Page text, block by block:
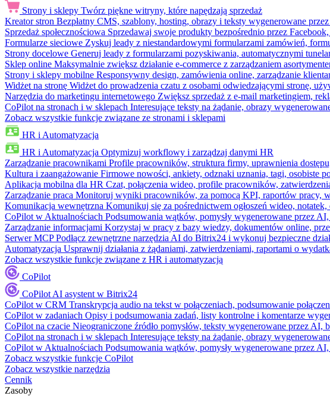
Strony i sklepy Twórz piękne witryny, które napędzają sprzedaż
Kreator stron Bezpłatny CMS, szablony, hosting, obrazy i teksty wygenerowane
Sprzedaż społecznościowa Sprzedawaj swoje produkty bezpośrednio przez
Formularze sieciowe Zyskuj leady z niestandardowymi formularzami zamówień,
Strony docelowe Generuj leady z formularzami pozyskiwania, automatycznymi
Sklep online Maksymalnie zwiększ działanie e-commerce z zarządzaniem
Strony i sklepy mobilne Responsywny design, zamówienia online, zarządzanie
Widżet na stronę Widżet do prowadzenia czatu z osobami odwiedzającymi stronę,
Narzędzia do marketingu internetowego Zwiększ sprzedaż z e-mail marketingiem,
CoPilot na stronach i w sklepach Interesujące teksty na żądanie, obrazy
Zobacz wszystkie funkcje związane ze stronami i sklepami
HR i Automatyzacja
HR i Automatyzacja Optymizuj workflowy i zarządzaj danymi HR
Zarządzanie pracownikami Profile pracowników, struktura firmy, uprawnienia
Kultura i zaangażowanie Firmowe nowości, ankiety, odznaki uznania, tagi, osobiste
Aplikacja mobilna dla HR Czat, połączenia wideo, profile pracowników,
Zarządzanie pracą Monitoruj wyniki pracowników, za pomocą KPI, raportów pracy,
Komunikacja wewnętrzna Komunikuj się za pośrednictwem ogłoszeń wideo,
CoPilot w Aktualnościach Podsumowania wątków, pomysły wygenerowane przez
Zarządzanie informacjami Korzystaj w pracy z bazy wiedzy, dokumentów online,
Serwer MCP Podłącz zewnętrzne narzędzia AI do Bitrix24 i wykonuj bezpieczne
Automatyzacja Usprawnij działania z żądaniami, zatwierdzeniami, raportami o
Zobacz wszystkie funkcje związane z HR i automatyzacją
CoPilot
CoPilot AI asystent w Bitrix24
CoPilot w CRM Transkrypcja audio na tekst w połączeniach, podsumowanie
CoPilot w zadaniach Opisy i podsumowania zadań, listy kontrolne i komentarze
CoPilot na czacie Nieograniczone źródło pomysłów, teksty wygenerowane przez AI,
CoPilot na stronach i w sklepach Interesujące teksty na żądanie, obrazy
CoPilot w Aktualnościach Podsumowania wątków, pomysły wygenerowane przez
Zobacz wszystkie funkcje CoPilot
Zobacz wszystkie narzędzia
Cennik
Zasoby